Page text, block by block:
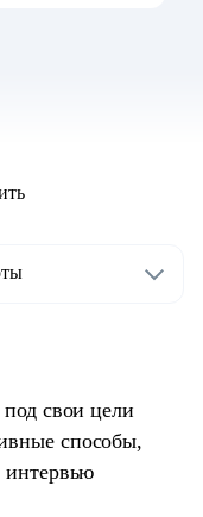
свои цели
способы,
интервью